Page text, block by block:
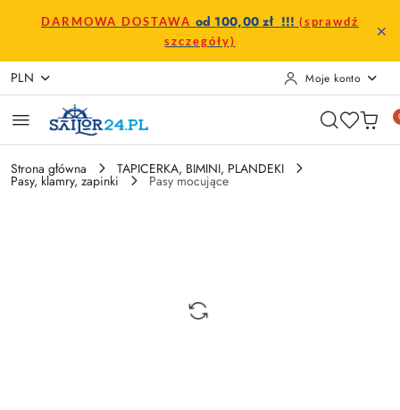
Przejdź do treści głównej
Przejdź do wyszukiwarki
Przejdź do moje konto
Przejdź do menu głównego
Przejdź do opisu produktu
Przejdź do stopki
DARMOWA DOSTAWA od 100,00 zł !!! (sprawdź
szczegóły)
PLN Moje konto
Strona główna TAPICERKA, BIMINI, PLANDEKI
Pasy, klamry, zapinki Pasy mocujące